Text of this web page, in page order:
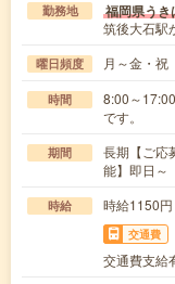
勤務地 福岡県うき
筑後大石駅
曜日頻度 月～金・祝
時間
8:00～
です。
期間
長期【ご応
能】即日～
時給 時給1150円
交通費
交通費支給